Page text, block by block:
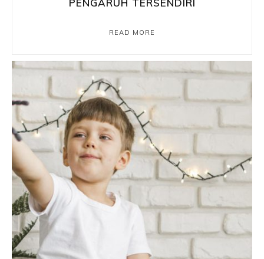
PENGARUH TERSENDIRI
READ MORE